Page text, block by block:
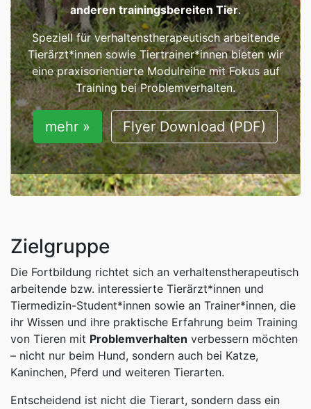
anderen trainingsbereiten Tier.
Speziell für verhaltenstherapeutisch arbeitende
Tierärzt*innen sowie Tiertrainer*innen bieten wir
eine praxisorientierte Modulreihe mit Fokus auf
Training bei Problemverhalten.
mehr » Flyer Download (PDF)
Zielgruppe
Die Fortbildung richtet sich an verhaltenstherapeutisch
arbeitende bzw. interessierte Tierärzt*innen und
Tiermedizin-Student*innen sowie an Trainer*innen, die
ihr Wissen und ihre praktische Erfahrung beim Training
von Tieren mit Problemverhalten verbessern möchten
– nicht nur beim Hund, sondern auch bei Katze,
Kaninchen, Pferd und weiteren Tierarten.
Entscheidend ist nicht die Tierart, sondern dass ein